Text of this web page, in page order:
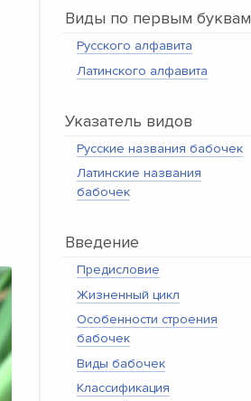
Виды по первым буквам
Русского алфавита
Латинского алфавита
Указатель видов
Русские названия бабочек
Латинские названия
бабочек
Введение
Предисловие
Жизненный цикл
Особенности строения
бабочек
Виды бабочек
Классификация